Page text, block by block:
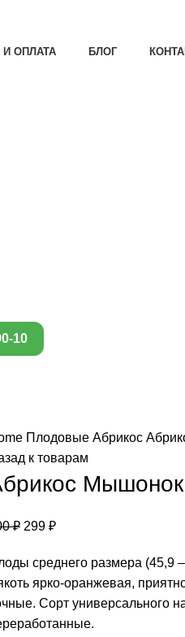
ОПЛАТА БЛОГ
10
Плодовые Абрикос
к товарам
Мышонок
₽ 299 ₽
среднего размера (45,9
ярко-оранжевая,
Сорт универсального